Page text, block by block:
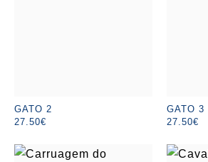
GATO 2
27.50€
GATO 3
27.50€